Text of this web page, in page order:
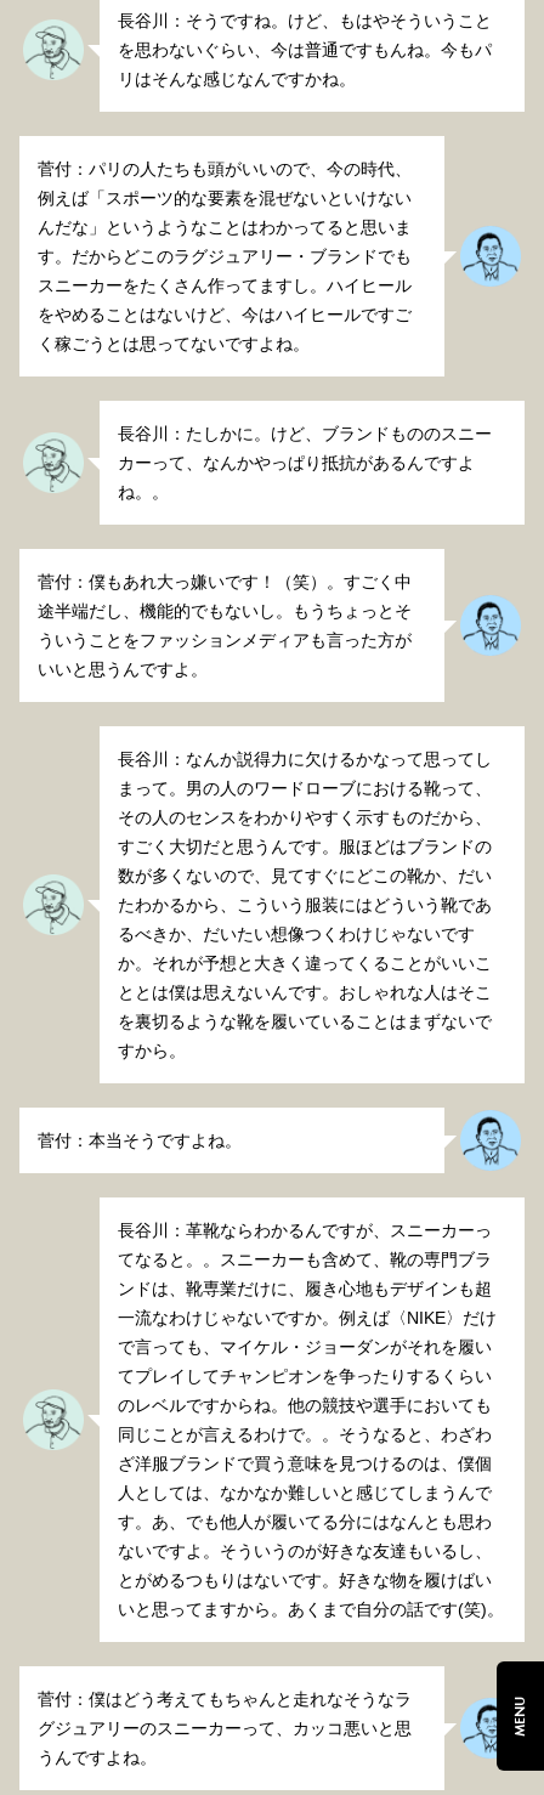
長谷川：そうですね。けど、もはやそういうこと
を思わないぐらい、今は普通ですもんね。今もパ
リはそんな感じなんですかね。
菅付：パリの人たちも頭がいいので、今の時代、
例えば「スポーツ的な要素を混ぜないといけない
んだな」というようなことはわかってると思いま
す。だからどこのラグジュアリー・ブランドでも
スニーカーをたくさん作ってますし。ハイヒール
をやめることはないけど、今はハイヒールですご
く稼ごうとは思ってないですよね。
長谷川：たしかに。けど、ブランドもののスニー
カーって、なんかやっぱり抵抗があるんですよ
ね。。
菅付：僕もあれ大っ嫌いです！（笑）。すごく中
途半端だし、機能的でもないし。もうちょっとそ
ういうことをファッションメディアも言った方が
いいと思うんですよ。
長谷川：なんか説得力に欠けるかなって思ってし
まって。男の人のワードローブにおける靴って、
その人のセンスをわかりやすく示すものだから、
すごく大切だと思うんです。服ほどはブランドの
数が多くないので、見てすぐにどこの靴か、だい
たわかるから、こういう服装にはどういう靴であ
るべきか、だいたい想像つくわけじゃないです
か。それが予想と大きく違ってくることがいいこ
ととは僕は思えないんです。おしゃれな人はそこ
を裏切るような靴を履いていることはまずないで
すから。
菅付：本当そうですよね。
長谷川：革靴ならわかるんですが、スニーカーっ
てなると。。スニーカーも含めて、靴の専門ブラ
ンドは、靴専業だけに、履き心地もデザインも超
一流なわけじゃないですか。例えば〈NIKE〉だけ
で言っても、マイケル・ジョーダンがそれを履い
てプレイしてチャンピオンを争ったりするくらい
のレベルですからね。他の競技や選手においても
同じことが言えるわけで。。そうなると、わざわ
ざ洋服ブランドで買う意味を見つけるのは、僕個
人としては、なかなか難しいと感じてしまうんで
す。あ、でも他人が履いてる分にはなんとも思わ
ないですよ。そういうのが好きな友達もいるし、
とがめるつもりはないです。好きな物を履けばい
いと思ってますから。あくまで自分の話です(笑)。
菅付：僕はどう考えてもちゃんと走れなそうなラ
グジュアリーのスニーカーって、カッコ悪いと思
うんですよね。
MENU